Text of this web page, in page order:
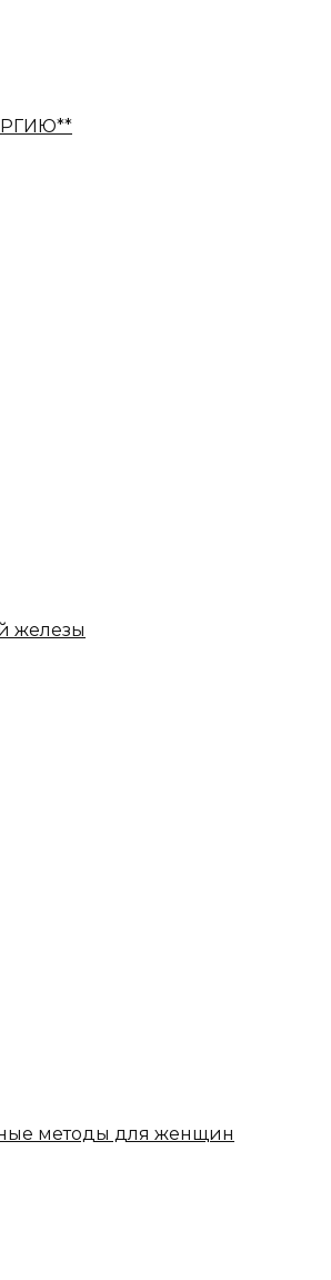
железы
методы для женщин